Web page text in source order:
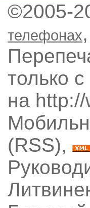
©2005-
телефонах
только
на
(RSS),